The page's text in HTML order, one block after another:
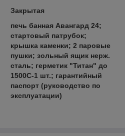
Закрытая
печь банная Авангард 24;
стартовый патрубок;
крышка каменки; 2 паровые
пушки; зольный ящик нерж.
сталь; герметик "Титан" до
1500С-1 шт.; гарантийный
паспорт (руководство по
эксплуатации)